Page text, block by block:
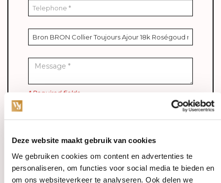
Deze website maakt gebruik van cookies
We gebruiken cookies om content en advertenties te
personaliseren, om functies voor social media te bieden en
om ons websiteverkeer te analyseren. Ook delen we
* Required fields
Specifications